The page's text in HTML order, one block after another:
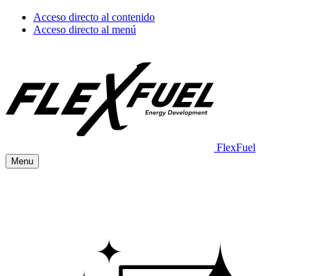
Acceso directo al contenido
Acceso directo al menú
FlexFuel
Menu